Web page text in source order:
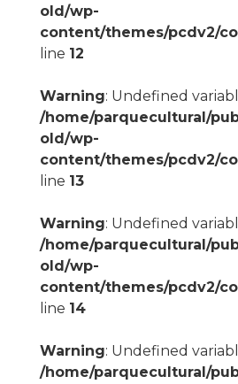
old/wp-
content/themes/pcdv2/
line 12
Warning: Undefined
/home/parquecultural/
old/wp-
content/themes/pcdv2/
line 13
Warning: Undefined
/home/parquecultural/
old/wp-
content/themes/pcdv2/
line 14
Warning: Undefined
/home/parquecultural/